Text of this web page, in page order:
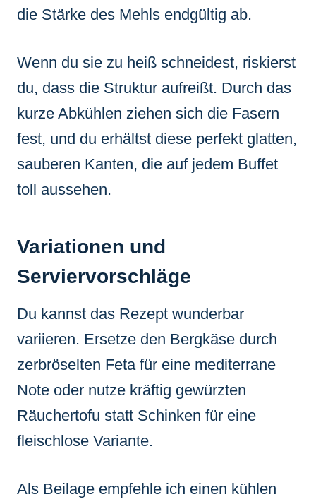
die Stärke des Mehls endgültig ab.
Wenn du sie zu heiß schneidest, riskierst
du, dass die Struktur aufreißt. Durch das
kurze Abkühlen ziehen sich die Fasern
fest, und du erhältst diese perfekt glatten,
sauberen Kanten, die auf jedem Buffet
toll aussehen.
Variationen und
Serviervorschläge
Du kannst das Rezept wunderbar
variieren. Ersetze den Bergkäse durch
zerbröselten Feta für eine mediterrane
Note oder nutze kräftig gewürzten
Räuchertofu statt Schinken für eine
fleischlose Variante.
Als Beilage empfehle ich einen kühlen